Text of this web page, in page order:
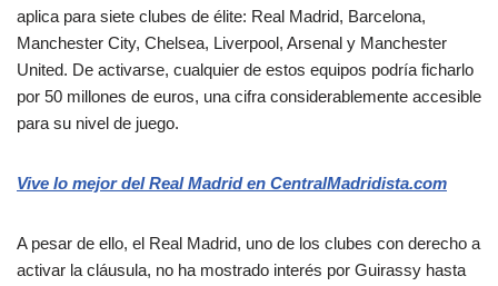
aplica para siete clubes de élite: Real Madrid, Barcelona,
Manchester City, Chelsea, Liverpool, Arsenal y Manchester
United. De activarse, cualquier de estos equipos podría ficharlo
por 50 millones de euros, una cifra considerablemente accesible
para su nivel de juego.
Vive lo mejor del Real Madrid en CentralMadridista.com
A pesar de ello, el Real Madrid, uno de los clubes con derecho a
activar la cláusula, no ha mostrado interés por Guirassy hasta